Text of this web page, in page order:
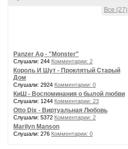
Все (27)
Panzer Ag - "Monster"
Слушали: 244 Комментарии: 2
Король И Шут - Проклятый Старый
Дом
Слушали: 2924 Комментарии: 0
КиШ - Воспоминания о былой любви
Слушали: 1244 Комментарии: 23
Otto Dix - Виртуальная Любовь
Слушали: 5372 Комментарии: 2
Marilyn Manson
Слушали: 276 Комментарии: 0